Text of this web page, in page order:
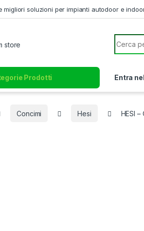
migliori soluzioni per impianti autodoor e
Search
Prodotti Entra
Concimi Hesi HESI –